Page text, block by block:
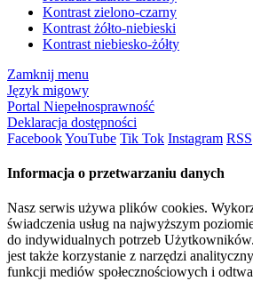
Kontrast zielono-czarny
Kontrast żółto-niebieski
Kontrast niebiesko-żółty
Zamknij menu
Język migowy
Portal Niepełnosprawność
Deklaracja dostępności
FacebookYouTube Tik Tok Instagram RSS
Informacja o przetwarzaniu danych
Nasz serwis używa plików cookies.
świadczenia usług na najwyższym
do indywidualnych potrzeb
jest także korzystanie z narzędzi
funkcji mediów społecznościowych i